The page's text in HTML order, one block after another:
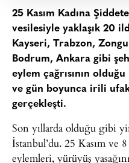
25 Kasım Kadına
vesilesiyle yaklaşık 20
Kayseri, Trabzon,
Bodrum, Ankara gibi
eylem çağrısının
ve gün boyunca irili
gerçekleşti.
Son yıllarda olduğu gibi
İstanbul’du. 25 Kasım ve
eylemleri, yürüyüş